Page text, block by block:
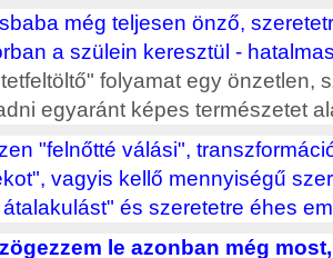
még teljesen önző,
a szülein keresztül -
folyamat egy önzetlen,
egyaránt képes természetet
"felnőtté válási",
vagyis kellő mennyiségű
és szeretetre éhes
le azonban még